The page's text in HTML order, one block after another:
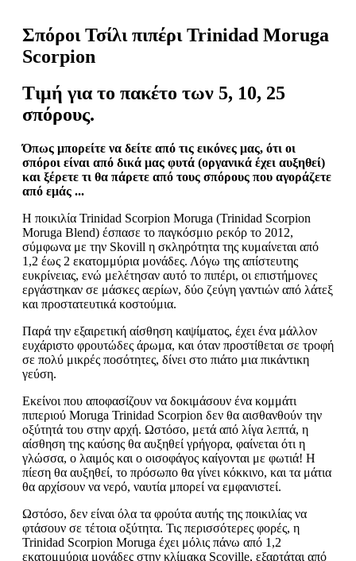
Σπόροι Τσίλι πιπέρι Trinidad Moruga
Scorpion
Τιμή για το πακέτο των 5, 10, 25
σπόρους.
Όπως μπορείτε να δείτε από τις εικόνες μας, ότι οι
σπόροι είναι από δικά μας φυτά (οργανικά έχει αυξηθεί)
και ξέρετε τι θα πάρετε από τους σπόρους που αγοράζετε
από εμάς ...
Η ποικιλία Trinidad Scorpion Moruga (Trinidad Scorpion
Moruga Blend) έσπασε το παγκόσμιο ρεκόρ το 2012,
σύμφωνα με την Skovill η σκληρότητα της κυμαίνεται από
1,2 έως 2 εκατομμύρια μονάδες. Λόγω της απίστευτης
ευκρίνειας, ενώ μελέτησαν αυτό το πιπέρι, οι επιστήμονες
εργάστηκαν σε μάσκες αερίων, δύο ζεύγη γαντιών από λάτεξ
και προστατευτικά κοστούμια.
Παρά την εξαιρετική αίσθηση καψίματος, έχει ένα μάλλον
ευχάριστο φρουτώδες άρωμα, και όταν προστίθεται σε τροφή
σε πολύ μικρές ποσότητες, δίνει στο πιάτο μια πικάντικη
γεύση.
Εκείνοι που αποφασίζουν να δοκιμάσουν ένα κομμάτι
πιπεριού Moruga Trinidad Scorpion δεν θα αισθανθούν την
οξύτητά του στην αρχή. Ωστόσο, μετά από λίγα λεπτά, η
αίσθηση της καύσης θα αυξηθεί γρήγορα, φαίνεται ότι η
γλώσσα, ο λαιμός και ο οισοφάγος καίγονται με φωτιά! Η
πίεση θα αυξηθεί, το πρόσωπο θα γίνει κόκκινο, και τα μάτια
θα αρχίσουν να νερό, ναυτία μπορεί να εμφανιστεί.
Ωστόσο, δεν είναι όλα τα φρούτα αυτής της ποικιλίας να
φτάσουν σε τέτοια οξύτητα. Τις περισσότερες φορές, η
Trinidad Scorpion Moruga έχει μόλις πάνω από 1,2
εκατομμύρια μονάδες στην κλίμακα Scoville, εξαρτάται από